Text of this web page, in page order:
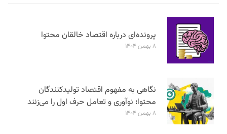
پرونده‌ای درباره اقتصاد خالقان محتوا
۸ بهمن ۱۴۰۴
نگاهی به مفهوم اقتصاد تولیدکنندگان
محتوا؛ نوآوری و تعامل حرف اول را می‌زنند
۸ بهمن ۱۴۰۴